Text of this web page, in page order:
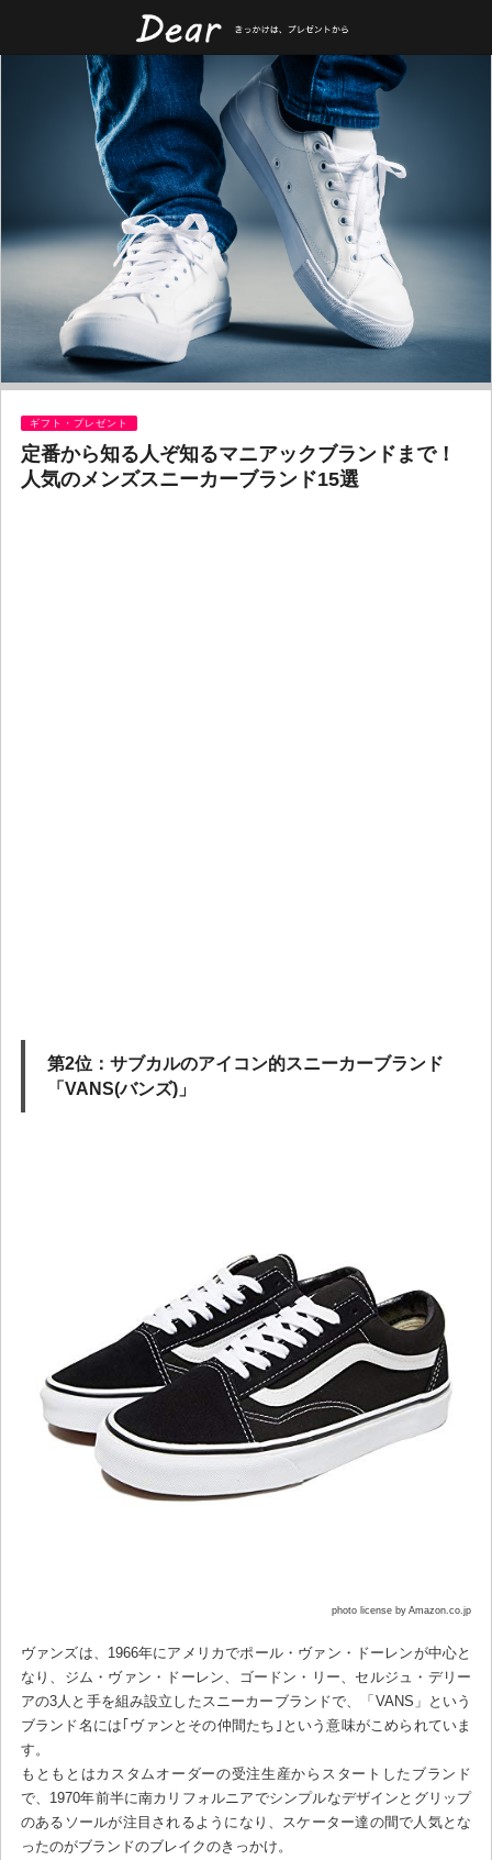
ギフト・プレゼント
定番から知る人ぞ知るマニアックブランドまで！
人気のメンズスニーカーブランド15選
第2位：サブカルのアイコン的スニーカーブランド
「VANS(バンズ)」
photo license by Amazon.co.jp
ヴァンズは、1966年にアメリカでポール・ヴァン・ドーレンが中心と
なり、ジム・ヴァン・ドーレン、ゴードン・リー、セルジュ・デリー
アの3人と手を組み設立したスニーカーブランドで、「VANS」という
ブランド名には｢ヴァンとその仲間たち｣という意味がこめられていま
す。
もともとはカスタムオーダーの受注生産からスタートしたブランド
で、1970年前半に南カリフォルニアでシンプルなデザインとグリップ
のあるソールが注目されるようになり、スケーター達の間で人気とな
ったのがブランドのブレイクのきっかけ。